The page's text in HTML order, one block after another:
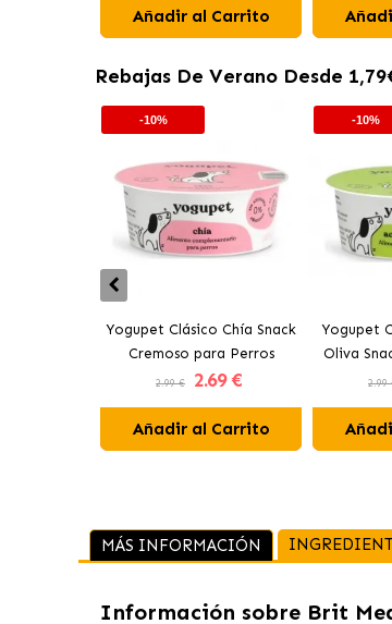
Añadir al Carrito
Rebajas De Verano Desde
-10%
Yogupet Clásico Chía Snack
Cremoso para Perros
2.99 € 2.69 €
Añadir al Carrito
-10%
Yogupet
Oliva
2.99
MÁS INFORMACIÓN
Información sobre Brit